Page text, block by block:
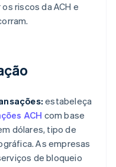
riscos da ACH e
estabeleça
ACH com base
dólares, tipo de
As empresas
de bloqueio